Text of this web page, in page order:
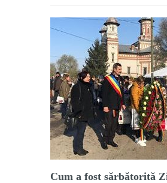
Cum a fost sărbătorită